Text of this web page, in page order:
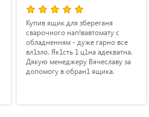
Купив ящик для збереганя
сварочного нап!вавтомату с
обладненням - дуже гарно все
вл1зло. Як1сть 1 ц1на адекватна.
Дякую менеджеру Вячеславу за
допомогу в обран1 ящика.